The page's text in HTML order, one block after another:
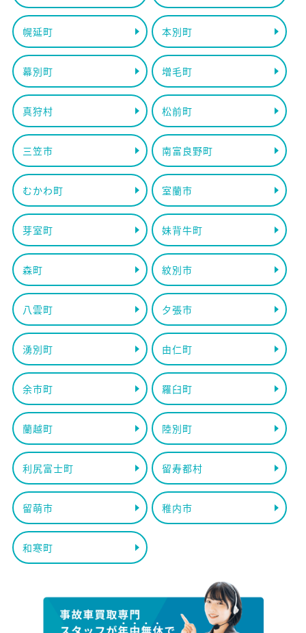
幌延町 本別町
幕別町 増毛町
真狩村 松前町
三笠市 南富良野町
むかわ町 室蘭市
芽室町 妹背牛町
森町 紋別市
八雲町 夕張市
湧別町 由仁町
余市町 羅臼町
蘭越町 陸別町
利尻富士町 留寿都村
留萌市 稚内市
和寒町